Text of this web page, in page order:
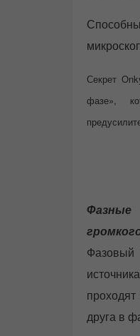
Секрет
фазе»,
Фазовый
друга в